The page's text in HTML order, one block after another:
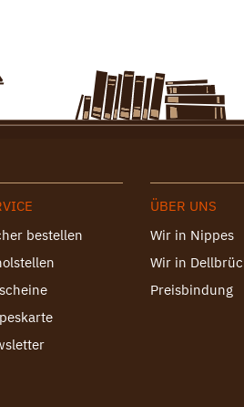
bestellen
ÜBER UNS
Wir in Nippes
Wir in
Preisbindung